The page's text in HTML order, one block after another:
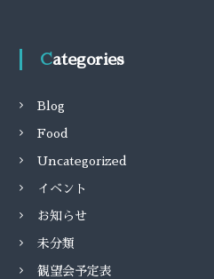
Categories
Blog
Food
Uncategorized
イベント
お知らせ
未分類
観望会予定表